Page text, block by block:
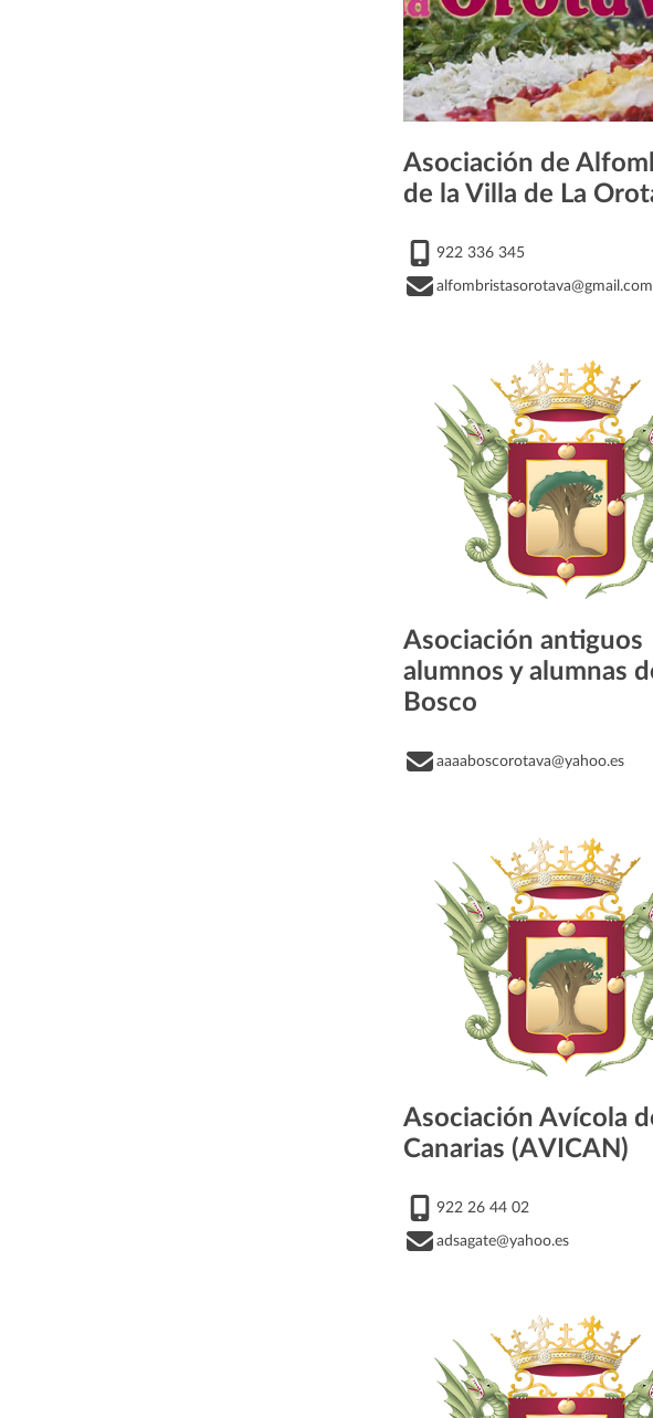
Asociación de
de la Villa de La
922 336 345
alfombristasorotava@gmail.com
Asociación antiguos
alumnos y alumnas
Bosco
aaaaboscorotava@yahoo.es
Asociación Avícola
Canarias (AVICAN)
922 26 44 02
adsagate@yahoo.es